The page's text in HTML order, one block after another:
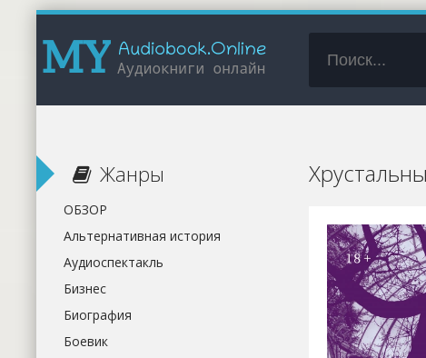
Жанры
ОБЗОР
Альтернативная история
Аудиоспектакль
Бизнес
Биография
Боевик